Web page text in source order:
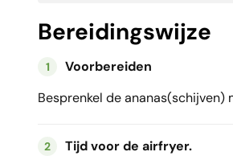
Bereidingswijze
1
Voorbereiden
Besprenkel de ananas(schijven)
2
Tijd voor de airfryer.